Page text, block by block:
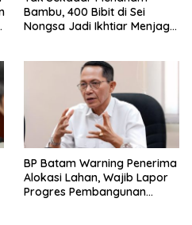
Bambu, 400 Bibit di Sei
Nongsa Jadi Ikhtiar Menjaga
BP Batam Warning Penerima
Alokasi Lahan, Wajib Lapor
Progres Pembangunan